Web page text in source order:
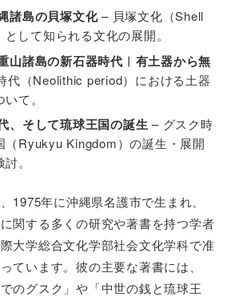
諸島の貝塚文化– 貝塚文化（Shell
して知られる文化の展開。
山諸島の新石器時代︱有土器から無
代（Neolithic period）における土器
て。
、そして琉球王国の誕生 – グスク時
（Ryukyu Kingdom）の誕生・展開
。
1975年に沖縄県名護市で生まれ、
関する多くの研究や著書を持つ学者
大学総合文化学部社会文化学科で准
ています。彼の主要な著書には、
のグスク」や「中世の銭と琉球王